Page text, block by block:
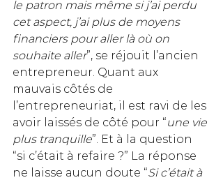
le patron mais même si j’ai perdu
cet aspect, j’ai plus de moyens
financiers pour aller là où on
souhaite aller”, se réjouit l’ancien
entrepreneur. Quant aux
mauvais côtés de
l’entrepreneuriat, il est ravi de les
avoir laissés de côté pour “une vie
plus tranquille”. Et à la question
“si c’était à refaire ?” La réponse
ne laisse aucun doute “Si c’était à